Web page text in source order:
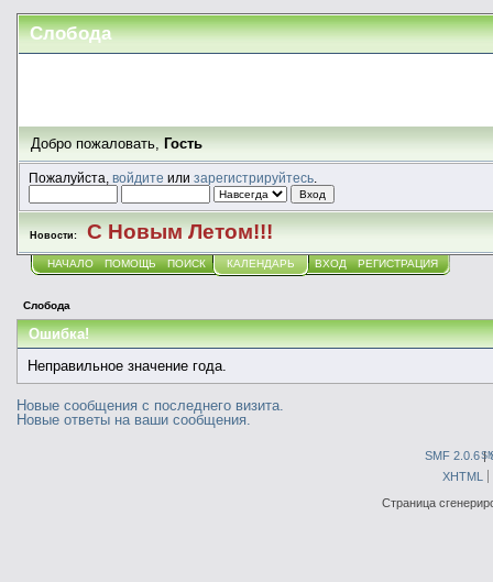
Слобода
Добро пожаловать,Гость
Пожалуйста, войдите или зарегистрируйтесь.
Новости: С Новым Летом!!!
НАЧАЛО ПОМОЩЬ ПОИСК КАЛЕНДАРЬ ВХОД РЕГИСТРАЦИЯ
Слобода
Ошибка!
Неправильное значение года.
Новые сообщения с последнего визита.
Новые ответы на ваши сообщения.
SMF 2.0.6|
XHTML
Страница